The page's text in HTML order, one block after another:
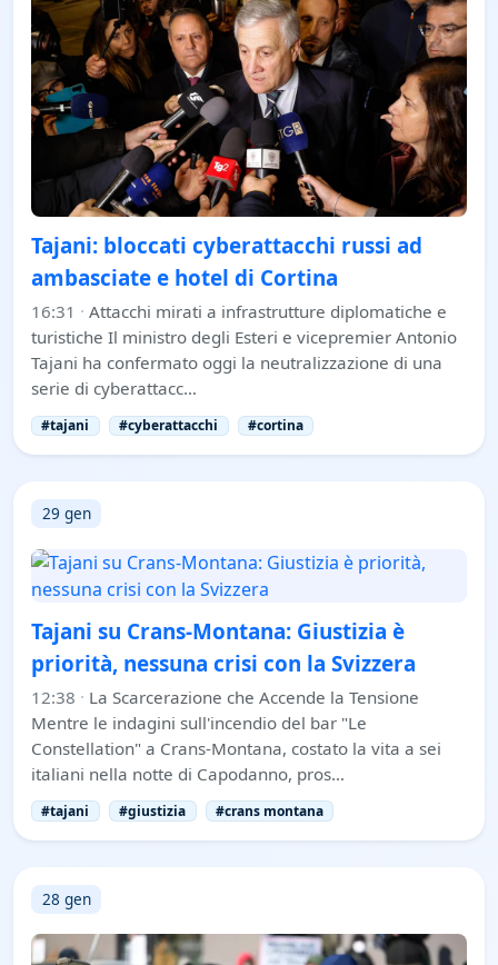
Tajani: bloccati cyberattacchi russi ad
ambasciate e hotel di Cortina
16:31 · Attacchi mirati a infrastrutture diplomatiche e
turistiche Il ministro degli Esteri e vicepremier Antonio
Tajani ha confermato oggi la neutralizzazione di una
serie di cyberattacc…
#tajani #cyberattacchi #cortina
29 gen
Tajani su Crans-Montana: Giustizia è
priorità, nessuna crisi con la Svizzera
12:38 · La Scarcerazione che Accende la Tensione
Mentre le indagini sull'incendio del bar "Le
Constellation" a Crans-Montana, costato la vita a sei
italiani nella notte di Capodanno, pros…
#tajani #giustizia #crans montana
28 gen